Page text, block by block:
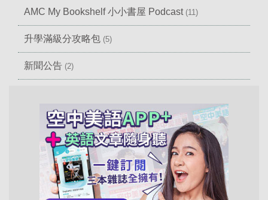
AMC My Bookshelf 小小書屋 Podcast (11)
升學滿級分攻略包 (5)
新聞公告 (2)